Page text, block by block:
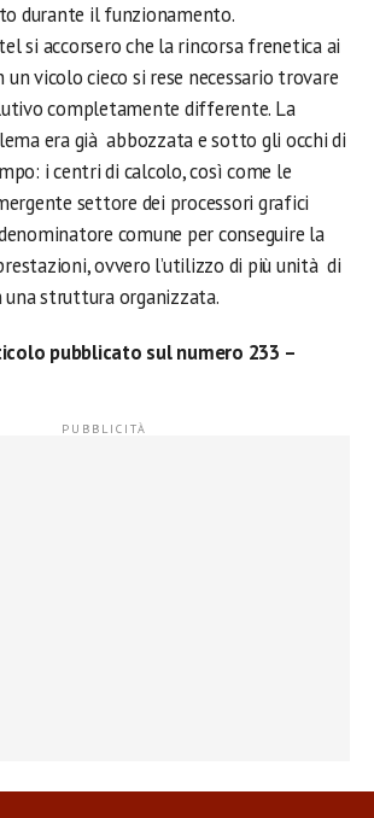
durante il funzionamento.
si accorsero che la rincorsa frenetica ai
un vicolo cieco si rese necessario trovare
completamente differente. La
era già abbozzata e sotto gli occhi di
i centri di calcolo, così come le
settore dei processori grafici
comune per conseguire la
ovvero l’utilizzo di più unità di
struttura organizzata.
pubblicato sul numero 233 –